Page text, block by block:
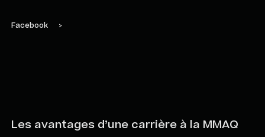
Facebook >
Les avantages d’une carrière à la MMAQ